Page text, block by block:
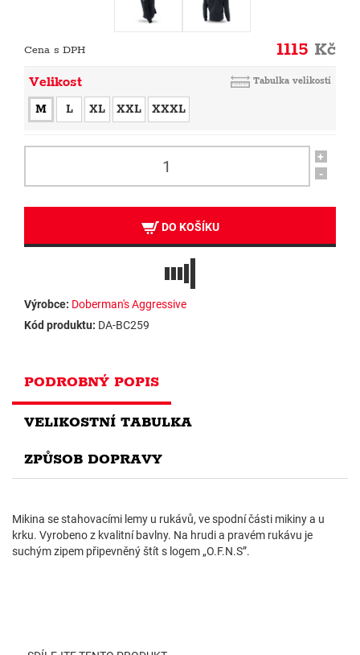
Cena s DPH 1115 Kč
Velikost Tabulka velikostí
M L XL XXL XXXL
+
-
DO KOŠÍKU
Výrobce: Doberman's Aggressive
Kód produktu: DA-BC259
PODROBNÝ POPIS
VELIKOSTNÍ TABULKA
ZPŮSOB DOPRAVY
Mikina se stahovacími lemy u rukávů, ve spodní části mikiny a u
krku. Vyrobeno z kvalitní bavlny. Na hrudi a pravém rukávu je
suchým zipem připevněný štít s logem „O.F.N.S”.